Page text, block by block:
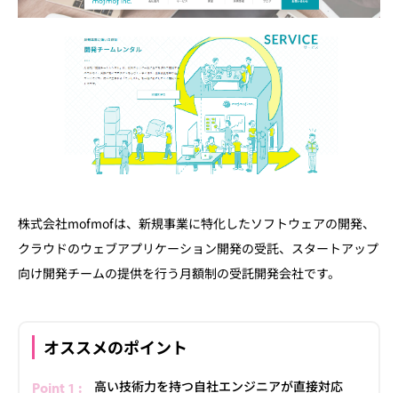
株式会社mofmofは、新規事業に特化したソフトウェアの開発、
クラウドのウェブアプリケーション開発の受託、スタートアップ
向け開発チームの提供を行う月額制の受託開発会社です。
オススメのポイント
高い技術力を持つ自社エンジニアが直接対応